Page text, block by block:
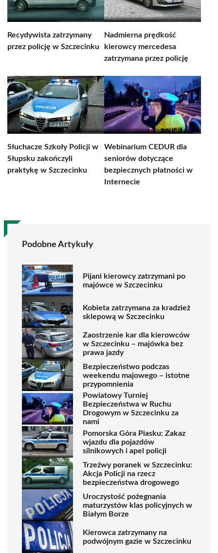
Recydywista zatrzymany
przez policję w Szczecinku
Nadmierna prędkość
kierowcy mercedesa
zatrzymana przez policję
Słuchacze Szkoły Policji w
Słupsku zakończyli
praktykę w Szczecinku
Webinarium CEDUR dla
seniorów dotyczące
bezpiecznych płatności w
Internecie
Podobne Artykuły
Pijani kierowcy zatrzymani po
majówce w Szczecinku
Kobieta zatrzymana za kradzież
sklepową w Szczecinku
Zaostrzenie kar dla kierowców
w Szczecinku – majówka bez
prawa jazdy
Bezpieczeństwo podczas
weekendu majowego – istotne
przypomnienia
Powiatowy Turniej
Bezpieczeństwa w Ruchu
Drogowym w Szczecinku za
nami
Pomorska Góra Piasku: Zakaz
wjazdu dla pojazdów
silnikowych i apel policji
Trzeźwy poranek w Szczecinku:
Akcja Policji na rzecz
bezpieczeństwa drogowego
Uroczystość pożegnania
maturzystów klas policyjnych w
Białym Borze
Kierowca zatrzymany na
podwójnym gazie w Szczecinku